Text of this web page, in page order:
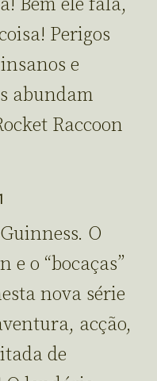
Bem ele fala,
Perigos
e
abundam
Raccoon
O
o “bocaças”
nova série
acção,
de